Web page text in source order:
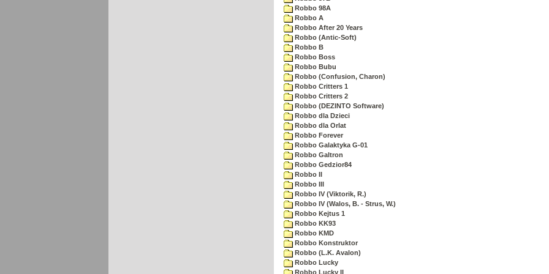
Robbo 98A
Robbo A
Robbo After 20 Years
Robbo (Antic-Soft)
Robbo B
Robbo Boss
Robbo Bubu
Robbo (Confusion, Charon)
Robbo Critters 1
Robbo Critters 2
Robbo (DEZINTO Software)
Robbo dla Dzieci
Robbo dla Orlat
Robbo Forever
Robbo Galaktyka G-01
Robbo Galtron
Robbo Gedzior84
Robbo II
Robbo III
Robbo IV (Viktorik, R.)
Robbo IV (Walos, B. - Strus, W.)
Robbo Kejtus 1
Robbo KK93
Robbo KMD
Robbo Konstruktor
Robbo (L.K. Avalon)
Robbo Lucky
Robbo Lucky II